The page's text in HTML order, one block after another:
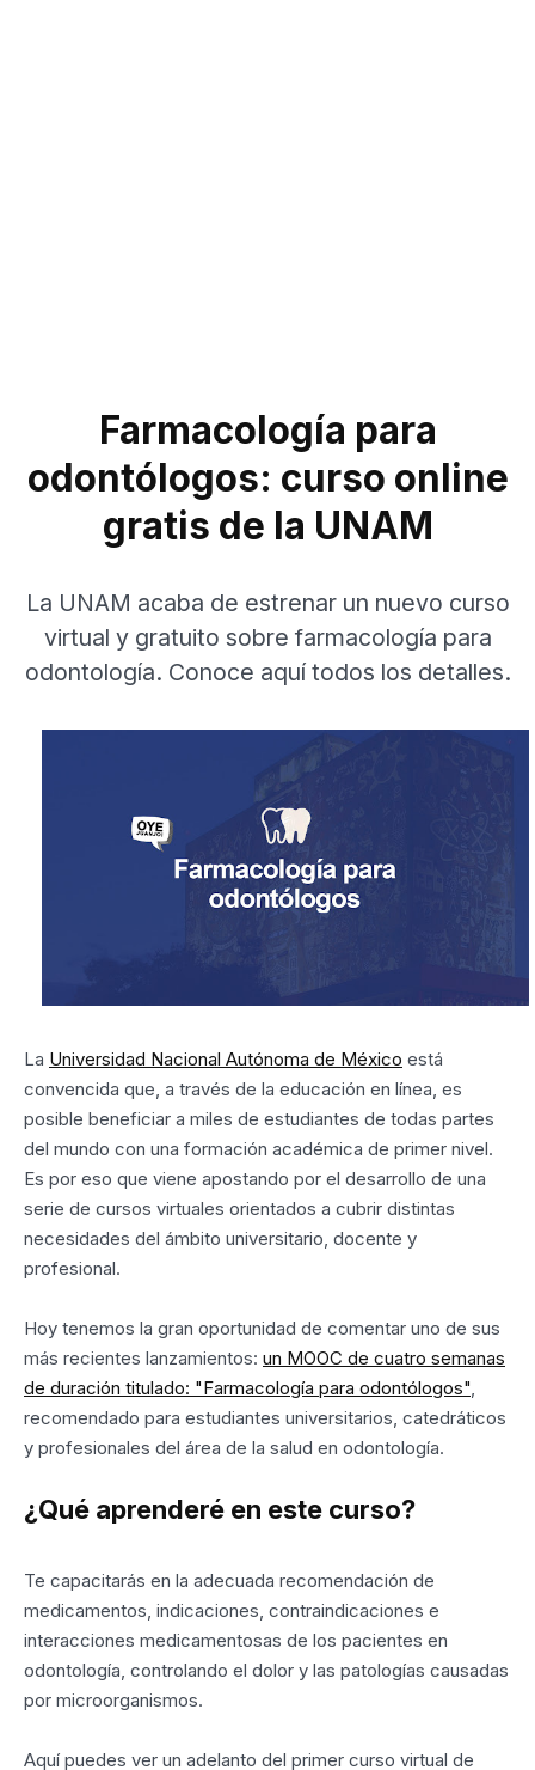
Farmacología para
odontólogos: curso online
gratis de la UNAM
La UNAM acaba de estrenar un nuevo curso
virtual y gratuito sobre farmacología para
odontología. Conoce aquí todos los detalles.
La Universidad Nacional Autónoma de México está
convencida que, a través de la educación en línea, es
posible beneficiar a miles de estudiantes de todas partes
del mundo con una formación académica de primer nivel.
Es por eso que viene apostando por el desarrollo de una
serie de cursos virtuales orientados a cubrir distintas
necesidades del ámbito universitario, docente y
profesional.
Hoy tenemos la gran oportunidad de comentar uno de sus
más recientes lanzamientos: un MOOC de cuatro semanas
de duración titulado: "Farmacología para odontólogos",
recomendado para estudiantes universitarios, catedráticos
y profesionales del área de la salud en odontología.
¿Qué aprenderé en este curso?
Te capacitarás en la adecuada recomendación de
medicamentos, indicaciones, contraindicaciones e
interacciones medicamentosas de los pacientes en
odontología, controlando el dolor y las patologías causadas
por microorganismos.
Aquí puedes ver un adelanto del primer curso virtual de